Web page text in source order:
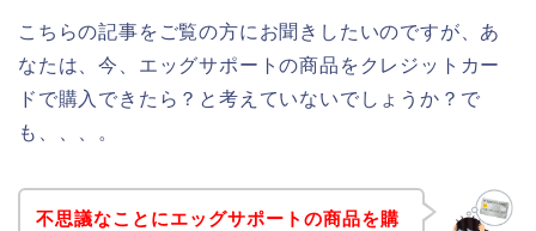
こちらの記事をご覧の方にお聞きしたいのですが、あ
なたは、今、エッグサポートの商品をクレジットカー
ドで購入できたら？と考えていないでしょうか？で
も、、、。
不思議なことにエッグサポートの商品を購